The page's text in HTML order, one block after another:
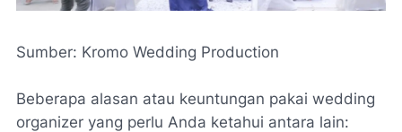
Sumber: Kromo Wedding Production
Beberapa alasan atau keuntungan pakai wedding
organizer yang perlu Anda ketahui antara lain: